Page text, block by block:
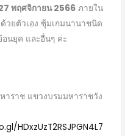
พฤศจิกายน 2566 ภายใน
วยตัวเอง ซุ้มเกมนานาชนิด
นยุค และอื่นๆ ค่ะ
าราช แขวงบรมมหาราชวัง
HDxzUzT2RSJPGN4L7